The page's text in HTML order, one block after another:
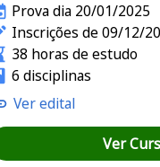
Prova dia 20/01/2025
Inscrições de 09/12/
38 horas de estudo
6 disciplinas
Ver edital
Ver